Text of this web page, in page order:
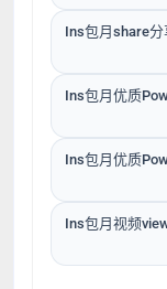
Ins包月share
Ins包月优质
Ins包月优质
Ins包月视频